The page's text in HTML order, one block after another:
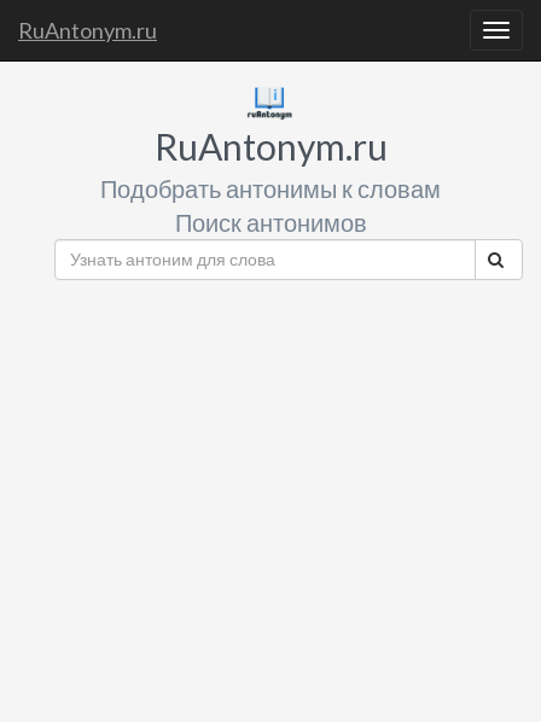
RuAntonym.ru
RuAntonym.ru
Подобрать антонимы к словам
Поиск антонимов